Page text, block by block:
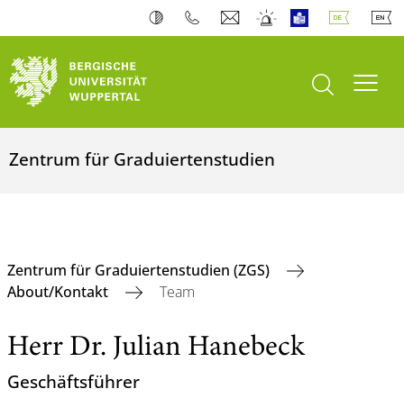
Suche öffnen
Zentrum für Graduiertenstudien
Zentrum für Graduiertenstudien (ZGS)
About/Kontakt
Team
Herr Dr. Julian Hanebeck
Geschäftsführer